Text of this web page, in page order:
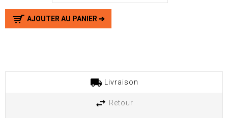
AJOUTER AU PANIER ➔
Livraison
Retour